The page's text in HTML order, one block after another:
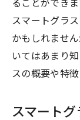
ることができま
スマートグラ
かもしれませ
いてはあまり
スの概要や特
スマートグ